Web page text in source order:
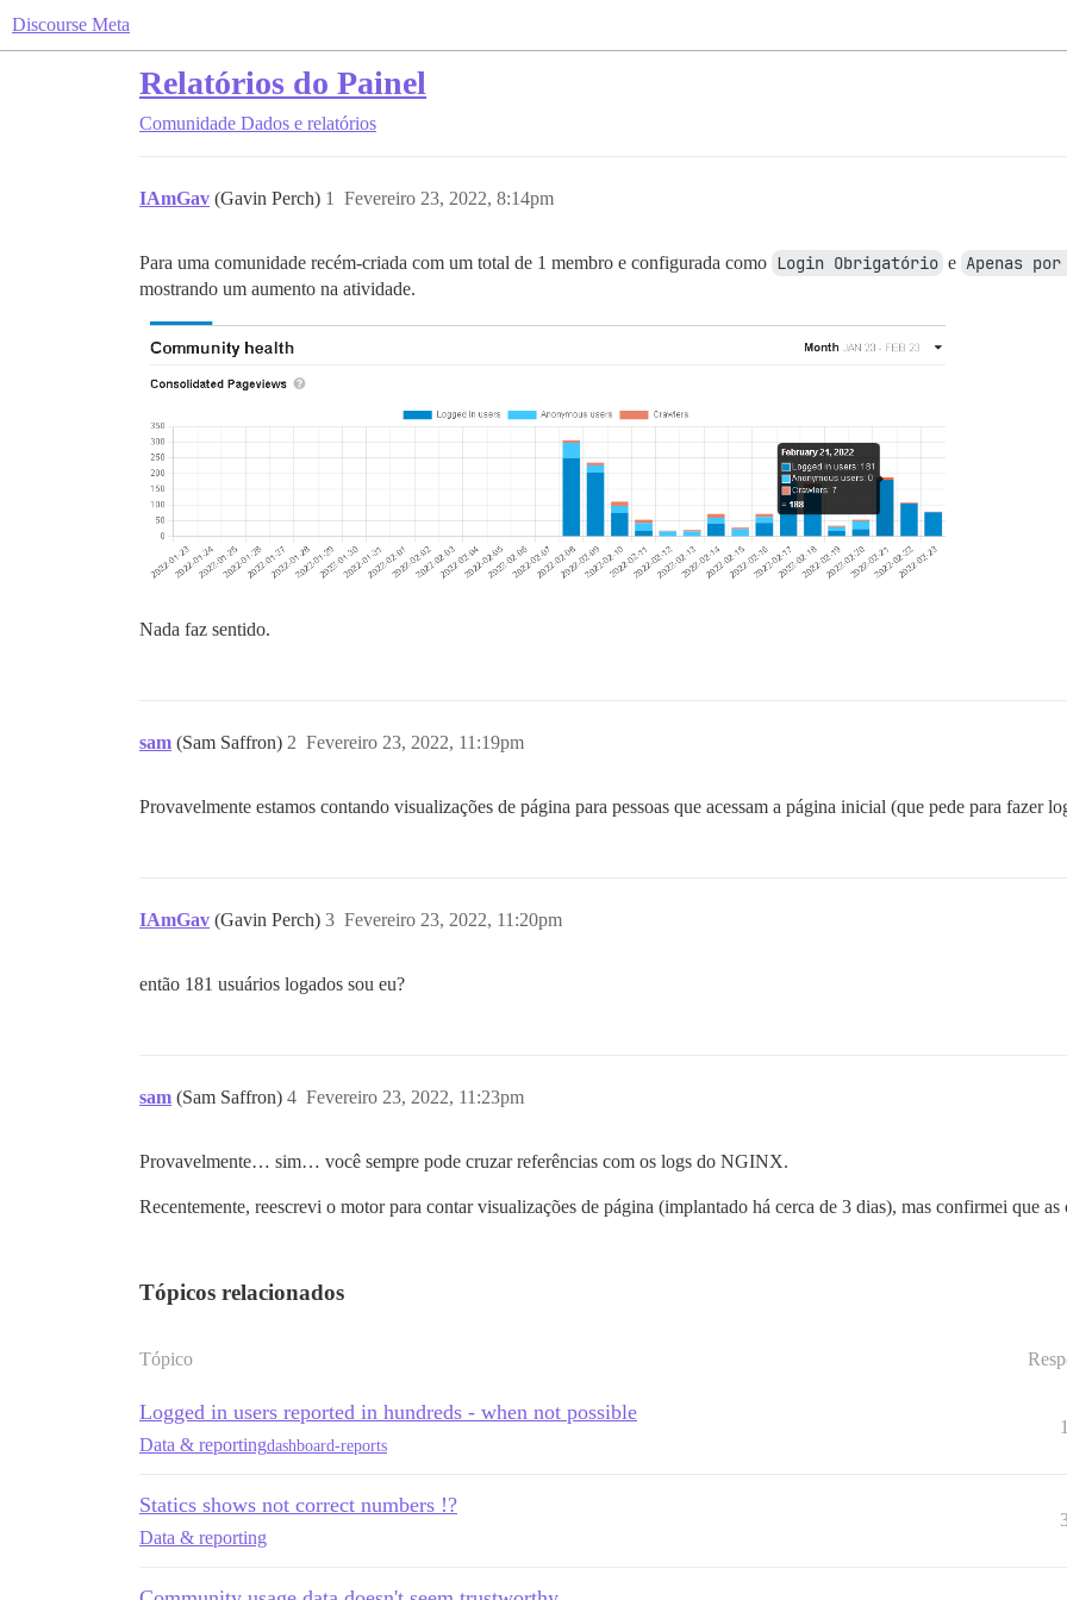
Discourse Meta
Relatórios do Painel
Comunidade Dados e relatórios
IAmGav (Gavin Perch) Fevereiro 23, 2022, 8:14pm
1
Para uma comunidade recém-criada com um total de 1 membro e configurada como Login Obrigatório e Apenas
mostrando um aumento na atividade.
Nada faz sentido.
sam (Sam Saffron) Fevereiro 23, 2022, 11:19pm
2
Provavelmente estamos contando visualizações de página para pessoas que acessam a página inicial (que pede para fazer
IAmGav (Gavin Perch) Fevereiro 23, 2022, 11:20pm
3
então 181 usuários logados sou eu?
sam (Sam Saffron) Fevereiro 23, 2022, 11:23pm
4
Provavelmente… sim… você sempre pode cruzar referências com os logs do NGINX.
Recentemente, reescrevi o motor para contar visualizações de página (implantado há cerca de 3 dias), mas confirmei que
Tópicos relacionados
Tópico
Logged in users reported in hundreds - when not possible
Data & reportingdashboard-reports
Statics shows not correct numbers !?
Data & reporting